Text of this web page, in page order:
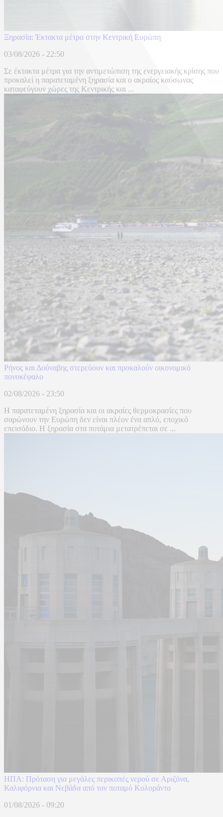
Ξηρασία: Έκτακτα μέτρα στην Κεντρική Ευρώπη
03/08/2026 - 22:50
Σε έκτακτα μέτρα για την αντιμετώπιση της ενεργειακής κρίσης που
προκαλεί η παρατεταμένη ξηρασία και ο ακραίος καύσωνας
καταφεύγουν χώρες της Κεντρικής και ...
Ρήνος και Δούναβης στερεύουν και προκαλούν οικονομικό
πονοκέφαλο
02/08/2026 - 23:50
Η παρατεταμένη ξηρασία και οι ακραίες θερμοκρασίες που
σαρώνουν την Ευρώπη δεν είναι πλέον ένα απλό, εποχικό
επεισόδιο. Η ξηρασία στα ποτάμια μετατρέπεται σε ...
ΗΠΑ: Πρόταση για μεγάλες περικοπές νερού σε Αριζόνα,
Καλιφόρνια και Νεβάδα από τον ποταμό Κολοράντο
01/08/2026 - 09:20